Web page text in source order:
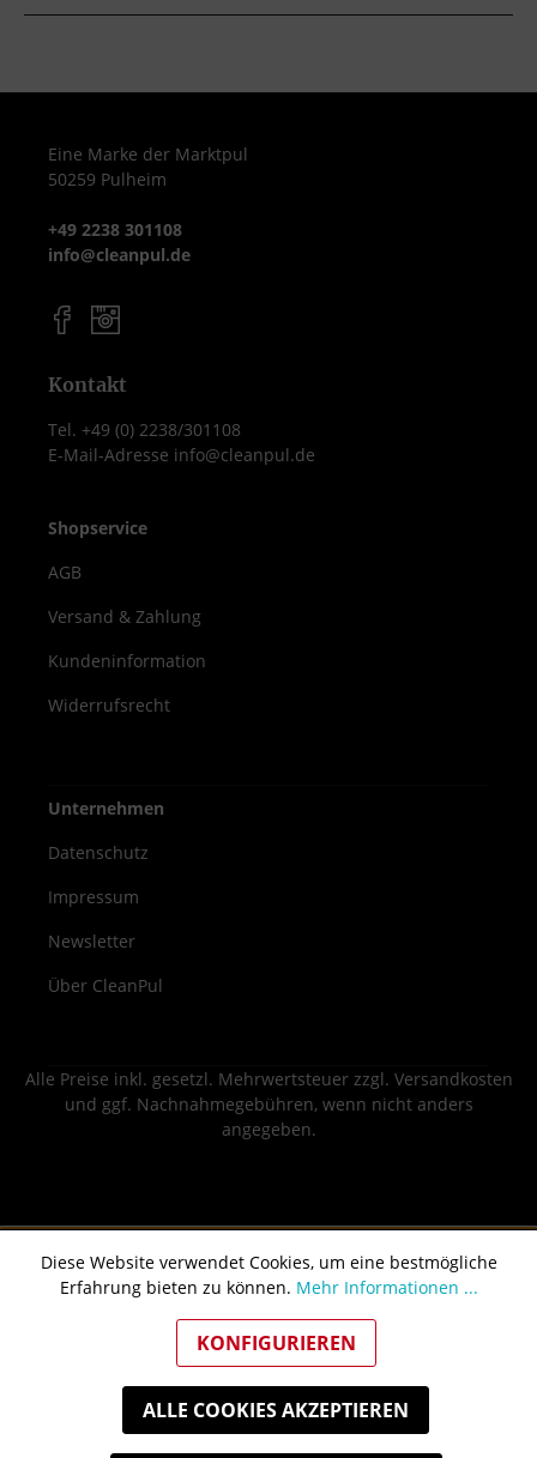
Eine Marke der Marktpul
50259 Pulheim
+49 2238 301108
info@cleanpul.de
Kontakt
Tel. +49 (0) 2238/301108
E-Mail-Adresse info@cleanpul.de
Shopservice
AGB
Versand & Zahlung
Kundeninformation
Widerrufsrecht
Unternehmen
Datenschutz
Impressum
Newsletter
Über CleanPul
Alle Preise inkl. gesetzl. Mehrwertsteuer zzgl. Versandkosten
und ggf. Nachnahmegebühren, wenn nicht anders
angegeben.
Diese Website verwendet Cookies, um eine bestmögliche
Erfahrung bieten zu können. Mehr Informationen ...
KONFIGURIEREN
ALLE COOKIES AKZEPTIEREN